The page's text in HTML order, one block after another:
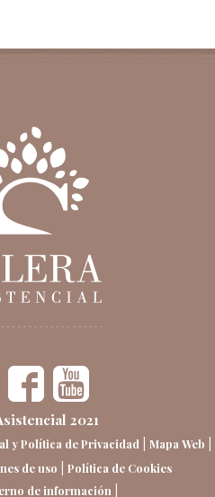
2021
y Política de Privacidad | Mapa Web |
de uso | Política de Cookies
de información |